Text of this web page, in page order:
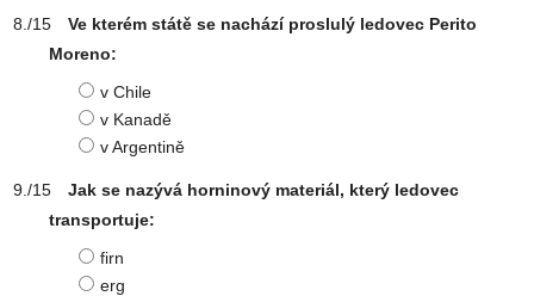
Ve kterém státě se nachází proslulý ledovec Perito
Moreno:
v Chile
v Kanadě
v Argentině
Jak se nazývá horninový materiál, který ledovec
transportuje:
firn
erg